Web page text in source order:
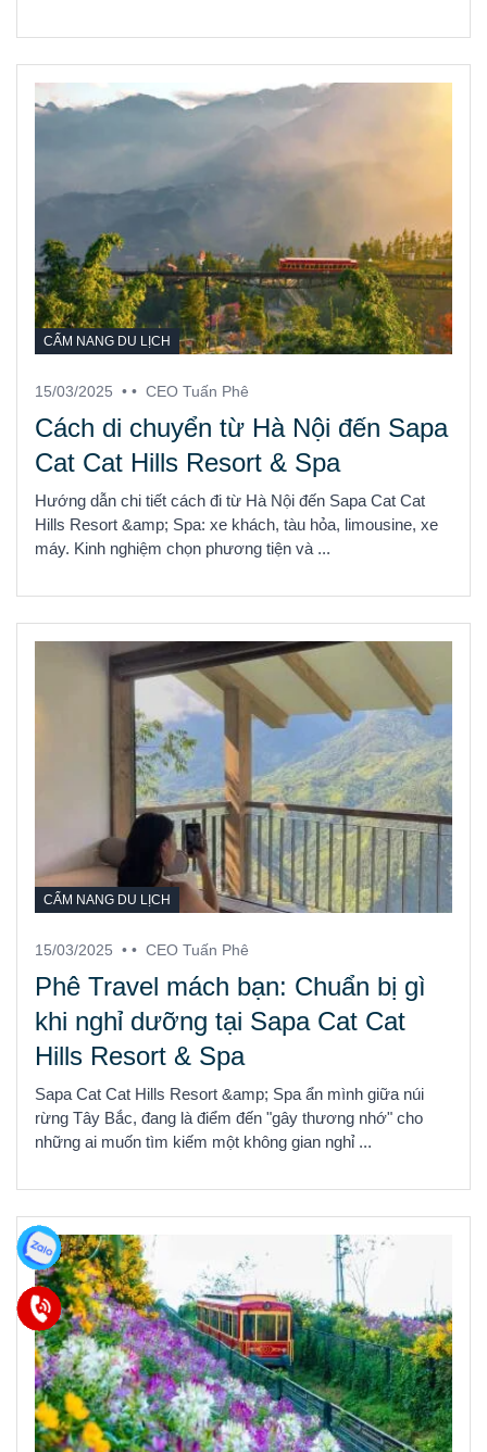
CẨM NANG DU LỊCH
15/03/2025 • • CEO Tuấn Phê
Cách di chuyển từ Hà Nội đến Sapa
Cat Cat Hills Resort & Spa
Hướng dẫn chi tiết cách đi từ Hà Nội đến Sapa Cat Cat
Hills Resort &amp; Spa: xe khách, tàu hỏa, limousine, xe
máy. Kinh nghiệm chọn phương tiện và ...
CẨM NANG DU LỊCH
15/03/2025 • • CEO Tuấn Phê
Phê Travel mách bạn: Chuẩn bị gì
khi nghỉ dưỡng tại Sapa Cat Cat
Hills Resort & Spa
Sapa Cat Cat Hills Resort &amp; Spa ẩn mình giữa núi
rừng Tây Bắc, đang là điểm đến "gây thương nhớ" cho
những ai muốn tìm kiếm một không gian nghỉ ...